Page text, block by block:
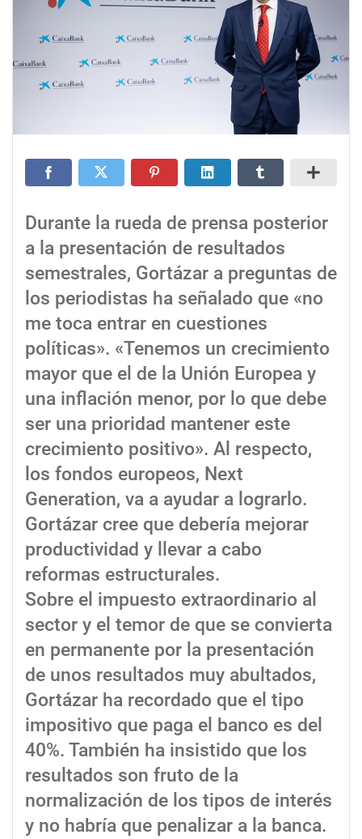
Durante la rueda de prensa posterior
a la presentación de resultados
semestrales, Gortázar a preguntas de
los periodistas ha señalado que «no
me toca entrar en cuestiones
políticas». «Tenemos un crecimiento
mayor que el de la Unión Europea y
una inflación menor, por lo que debe
ser una prioridad mantener este
crecimiento positivo». Al respecto,
los fondos europeos, Next
Generation, va a ayudar a lograrlo.
Gortázar cree que debería mejorar
productividad y llevar a cabo
reformas estructurales.
Sobre el impuesto extraordinario al
sector y el temor de que se convierta
en permanente por la presentación
de unos resultados muy abultados,
Gortázar ha recordado que el tipo
impositivo que paga el banco es del
40%. También ha insistido que los
resultados son fruto de la
normalización de los tipos de interés
y no habría que penalizar a la banca.